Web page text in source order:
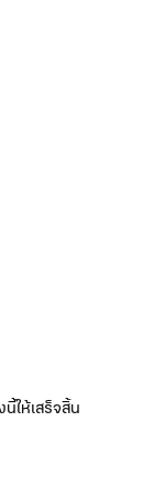
ให้เสร็จสิ้น